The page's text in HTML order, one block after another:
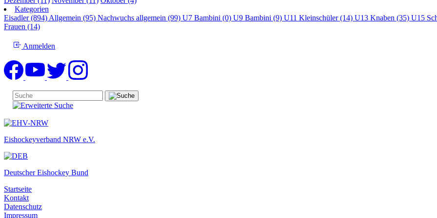
Kategorien
Eisadler (894) Allgemein (95) Nachwuchs allgemein (99) U7 Bambini (0) U9 Bambini (9) U11 Kleinschüler (14) U13 Knaben (35) U15
Frauen (14)
Anmelden
Eishockeyverband NRW e.V.
Deutscher Eishockey Bund
Startseite
Kontakt
Datenschutz
Impressum